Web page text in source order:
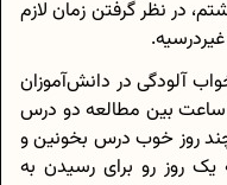
در نظر گرفتن زمان لازم
آلودگی در دانش‌آموزان
ساعت بین مطالعه دو درس
روز خوب درس بخونین و
روز رو برای رسیدن به